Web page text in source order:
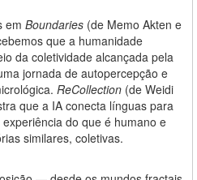
em Boundaries (de Memo Akten e
que a humanidade
da coletividade alcançada pela
jornada de autopercepção e
ReCollection (de Weidi
que a IA conecta línguas para
do que é humano e
similares, coletivas.